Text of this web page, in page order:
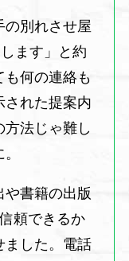
の別れさせ屋
ます」と約
も何の連絡も
された提案内
法じゃ難し
や書籍の出版
頼できるか
ました。電話